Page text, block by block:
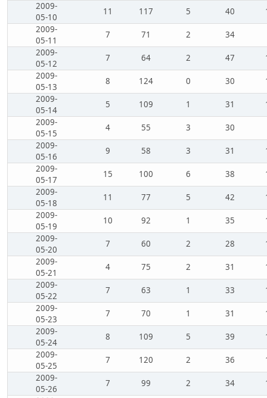
2009-
05-10
11 117 5 40
2009-
05-11
7 71 2
34
2009-
05-12
7 64 2 47
2009-
05-13
8 124 0 30
2009-
05-14
5 109 1 31
2009-
05-15
4 55 3
30
2009-
05-16
9 58 3 31
2009-
05-17
15 100 6 38
2009-
05-18
11 77 5 42
2009-
05-19
10 92 1 35
2009-
05-20
7 60 2 28
2009-
05-21
4 75 2 31
2009-
05-22
7 63 1 33
2009-
05-23
7 70 1 31
2009-
05-24
8 109 5 39
2009-
05-25
7 120 2 36
2009-
05-26
7 99 2 34